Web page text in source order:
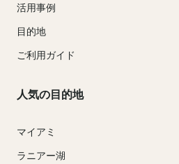
活用事例
目的地
ご利用ガイド
人気の目的地
マイアミ
ラニアー湖